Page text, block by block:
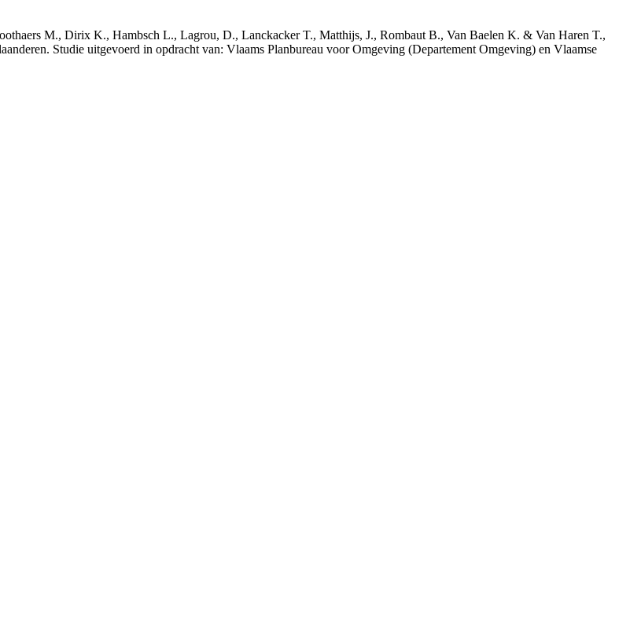
M., Dirix K., Hambsch L., Lagrou, D., Lanckacker T., Matthijs, J., Rombaut B., Van Baelen K. & Van Haren T.,
Studie uitgevoerd in opdracht van: Vlaams Planbureau voor Omgeving (Departement Omgeving) en Vlaamse